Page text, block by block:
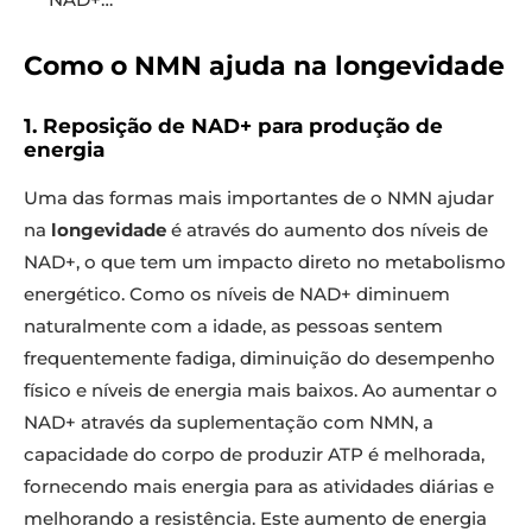
Como o NMN ajuda na longevidade
1. Reposição de NAD+ para produção de
energia
Uma das formas mais importantes de o NMN ajudar
na longevidade é através do aumento dos níveis de
NAD+, o que tem um impacto direto no metabolismo
energético. Como os níveis de NAD+ diminuem
naturalmente com a idade, as pessoas sentem
frequentemente fadiga, diminuição do desempenho
físico e níveis de energia mais baixos. Ao aumentar o
NAD+ através da suplementação com NMN, a
capacidade do corpo de produzir ATP é melhorada,
fornecendo mais energia para as atividades diárias e
melhorando a resistência. Este aumento de energia